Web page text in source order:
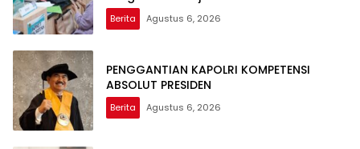
Berita Agustus 6, 2026
PENGGANTIAN KAPOLRI KOMPETENSI
ABSOLUT PRESIDEN
Berita Agustus 6, 2026